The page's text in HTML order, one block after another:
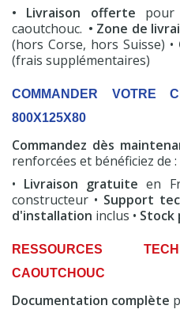
• Livraison offerte pour
caoutchouc. • Zone de
(hors Corse, hors Suisse) •
(frais supplémentaires)
COMMANDER VOTRE
800X125X80
Commandez dès
renforcées et bénéficiez de :
• Livraison gratuite en
constructeur • Support
d'installation inclus • Stock
RESSOURCES
CAOUTCHOUC
Documentation complète